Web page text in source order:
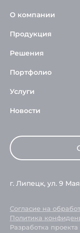
О компании
Продукция
Решения
Портфолио
Услуги
Новости
г. Липецк, ул. 9
Согласие на
Политика
Разработка